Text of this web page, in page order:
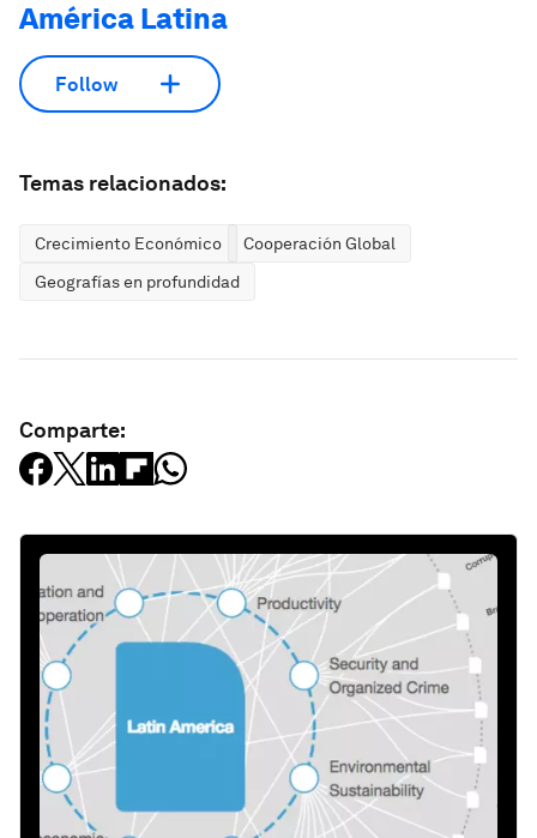
América Latina
Follow
Temas relacionados:
Crecimiento Económico
Cooperación Global
Geografías en profundidad
Comparte: